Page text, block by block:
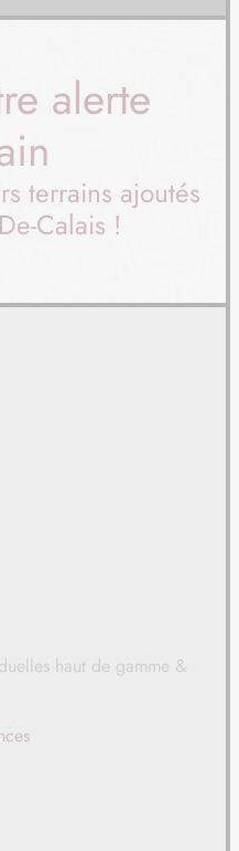
(62)
(59)
(59)
15
16
alerte
terrains ajoutés
Calais !
haut de gamme &